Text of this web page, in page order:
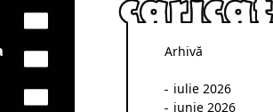
Arhivă
iulie 2026
iunie 2026